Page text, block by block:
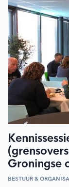
Groningse
BESTUUR &